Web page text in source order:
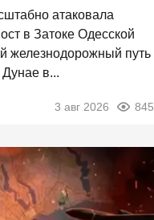
атаковала
в Затоке Одесской
железнодорожный путь
Дунае в...
3 авг 2026 845